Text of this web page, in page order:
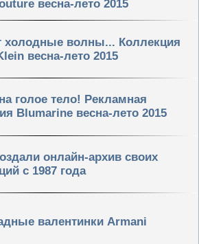
весна-лето 2015
холодные волны... Коллекция
весна-лето 2015
голое тело! Рекламная
Blumarine весна-лето 2015
онлайн-архив своих
с 1987 года
валентинки Armani